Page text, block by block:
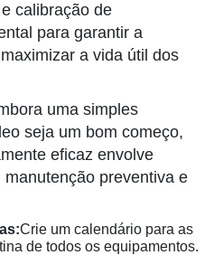
calibração de
para garantir a
a vida útil dos
uma simples
seja um bom começo,
eficaz envolve
preventiva e
Crie um calendário para as
de todos os equipamentos.